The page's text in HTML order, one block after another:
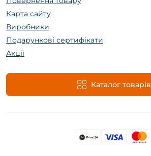
Карта сайту
Виробники
Подарункові сертифікати
Акції
Каталог товарів